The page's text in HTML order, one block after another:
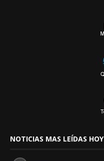
NOTICIAS MAS LEÍDAS HOY